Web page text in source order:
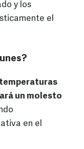
y los
el
un molesto
en el